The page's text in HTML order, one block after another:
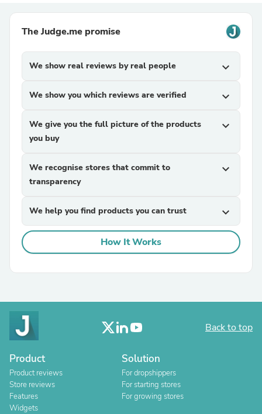
The Judge.me promise
We show real reviews by real people expand_more
We show you which reviews are verified expand_more
We give you the full picture of the products
you buy
expand_more
We recognise stores that commit to
transparency
expand_more
We help you find products you can trust expand_more
How It Works
Back to top
Product
Product reviews
Store reviews
Features
Widgets
Solution
For dropshippers
For starting stores
For growing stores